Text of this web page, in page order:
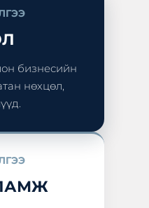
бизнесийн
нөхцөл,